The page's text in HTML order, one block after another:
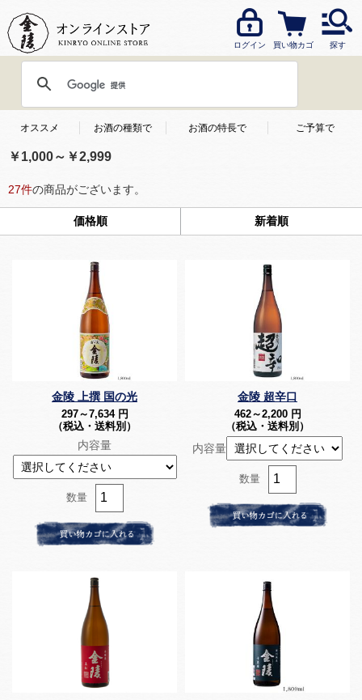
ログイン 買い物カゴ 探す
オススメ お酒の種類で お酒の特長で ご予算で
￥1,000～￥2,999
27件の商品がございます。
価格順 新着順
金陵 上撰 国の光
297～7,634 円
（税込・送料別）
内容量
数量
金陵 超辛口
462～2,200 円
（税込・送料別）
内容量
数量